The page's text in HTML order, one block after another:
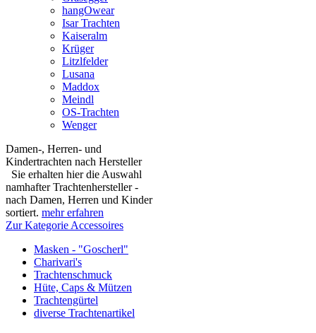
hangOwear
Isar Trachten
Kaiseralm
Krüger
Litzlfelder
Lusana
Maddox
Meindl
OS-Trachten
Wenger
Damen-, Herren- und
Kindertrachten nach Hersteller
Sie erhalten hier die Auswahl
namhafter Trachtenhersteller -
nach Damen, Herren und Kinder
sortiert. mehr erfahren
Zur Kategorie Accessoires
Masken - "Goscherl"
Charivari's
Trachtenschmuck
Hüte, Caps & Mützen
Trachtengürtel
diverse Trachtenartikel